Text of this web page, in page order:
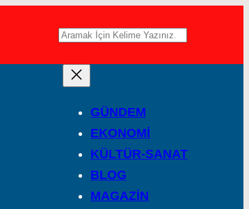
A
GÜNDEM
EKONOMİ
KÜLTÜR-SANAT
BLOG
MAGAZİN